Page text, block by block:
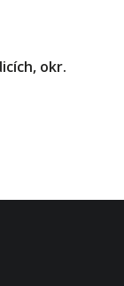
okr.
705